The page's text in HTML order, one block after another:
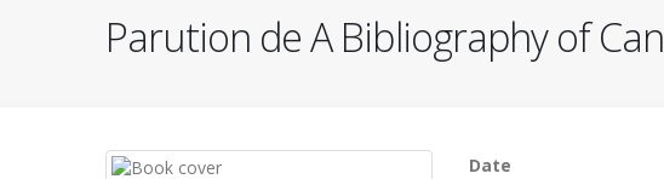
Parution de A Bibliography of
Date